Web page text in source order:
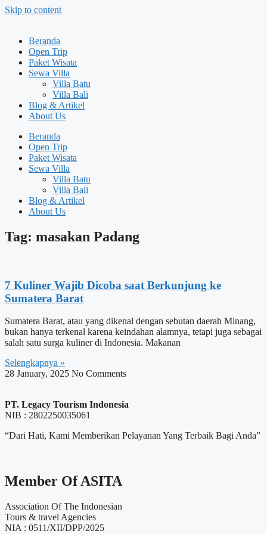
Skip to content
Beranda
Open Trip
Paket Wisata
Sewa Villa
Villa Batu
Villa Bali
Blog & Artikel
About Us
Beranda
Open Trip
Paket Wisata
Sewa Villa
Villa Batu
Villa Bali
Blog & Artikel
About Us
Tag: masakan Padang
7 Kuliner Wajib Dicoba saat Berkunjung ke
Sumatera Barat
Sumatera Barat, atau yang dikenal dengan sebutan daerah Minang,
bukan hanya terkenal karena keindahan alamnya, tetapi juga sebagai
salah satu surga kuliner di Indonesia. Makanan
Selengkapnya »
28 January, 2025 No Comments
PT. Legacy Tourism Indonesia
NIB : 2802250035061
“Dari Hati, Kami Memberikan Pelayanan Yang Terbaik Bagi Anda”
Member Of ASITA
Association Of The Indonesian
Tours & travel Agencies
NIA : 0511/XII/DPP/2025